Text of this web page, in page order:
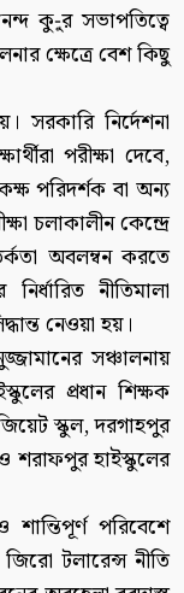
কু-ুর সভাপতিত্বে
ক্ষেত্রে বেশ কিছু
সরকারি নির্দেশনা
পরীক্ষা দেবে,
পরিদর্শক বা অন্য
চলাকালীন কেন্দ্রে
অবলম্বন করতে
নীতিমালা
নেওয়া হয়।
সঞ্চালনায়
প্রধান শিক্ষক
স্কুল, দরগাহপুর
শরাফপুর হাইস্কুলের
পরিবেশে
টলারেন্স নীতি